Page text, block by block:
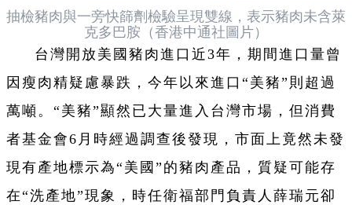
抽檢豬肉與一旁快篩劑檢驗呈現雙線，表示豬肉未含萊
克多巴胺（香港中通社圖片）
台灣開放美國豬肉進口近3年，期間進口量曾
因瘦肉精疑慮暴跌，今年以來進口“美豬”則超過
萬噸。“美豬”顯然已大量進入台灣市場，但消費
者基金會6月時經過調查後發現，市面上竟然未發
現有產地標示為“美國”的豬肉產品，質疑可能存
在“洗產地”現象，時任衛福部門負責人薛瑞元卻